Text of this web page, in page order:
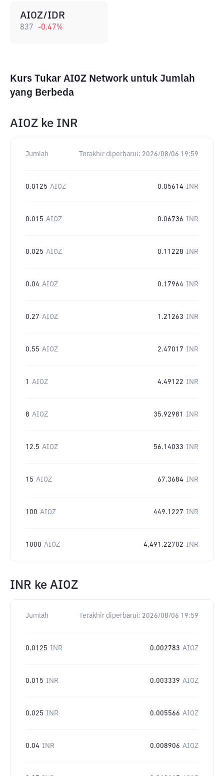
AIOZ/IDR
837 -0.47%
Kurs Tukar AIOZ Network untuk Jumlah
yang Berbeda
AIOZ ke INR
Jumlah Terakhir diperbarui: 2026/08/06 19:59
0.0125 AIOZ 0.05614 INR
0.015 AIOZ 0.06736 INR
0.025 AIOZ 0.11228 INR
0.04 AIOZ 0.17964 INR
0.27 AIOZ 1.21263 INR
0.55 AIOZ 2.47017 INR
1 AIOZ 4.49122 INR
8 AIOZ 35.92981 INR
12.5 AIOZ 56.14033 INR
15 AIOZ 67.3684 INR
100 AIOZ 449.1227 INR
1000 AIOZ 4,491.22702 INR
INR ke AIOZ
Jumlah Terakhir diperbarui: 2026/08/06 19:59
0.0125 INR 0.002783 AIOZ
0.015 INR 0.003339 AIOZ
0.025 INR 0.005566 AIOZ
0.04 INR 0.008906 AIOZ